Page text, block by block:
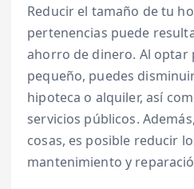
Reducir el tamaño de tu
pertenencias puede
ahorro de dinero. Al optar
pequeño, puedes
hipoteca o alquiler, así
servicios públicos.
cosas, es posible reducir
mantenimiento y